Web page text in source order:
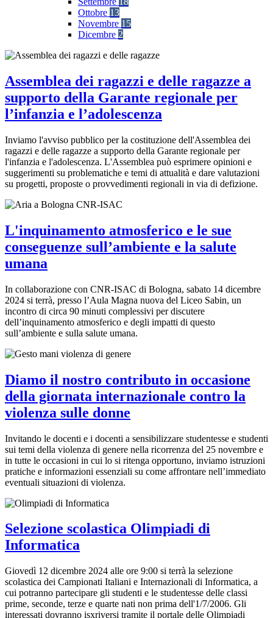
Ottobre 13
Novembre 15
Dicembre 2
Assemblea dei ragazzi e delle ragazze a
supporto della Garante regionale per
l’infanzia e l’adolescenza
Inviamo l'avviso pubblico per la costituzione dell'Assemblea dei
ragazzi e delle ragazze a supporto della Garante regionale per
l'infanzia e l'adolescenza. L'Assemblea può esprimere opinioni e
suggerimenti su problematiche e temi di attualità e dare valutazioni
su progetti, proposte o provvedimenti regionali in via di defizione.
L'inquinamento atmosferico e le sue
conseguenze sull’ambiente e la salute
umana
In collaborazione con CNR-ISAC di Bologna, sabato 14 dicembre
2024 si terrà, presso l’Aula Magna nuova del Liceo Sabin, un
incontro di circa 90 minuti complessivi per discutere
dell’inquinamento atmosferico e degli impatti di questo
sull’ambiente e sulla salute umana.
Diamo il nostro contributo in occasione
della giornata internazionale contro la
violenza sulle donne
Invitando le docenti e i docenti a sensibilizzare studentesse e studenti
sui temi della violenza di genere nella ricorrenza del 25 novembre e
in tutte le occasioni in cui lo si ritenga opportuno, inviamo istruzioni
pratiche e informazioni essenziali su come affrontare nell’immediato
eventuali situazioni di violenza.
Selezione scolastica Olimpiadi di
Informatica
Giovedì 12 dicembre 2024 alle ore 9:00 si terrà la selezione
scolastica dei Campionati Italiani e Internazionali di Informatica, a
cui potranno partecipare gli studenti e le studentesse delle classi
prime, seconde, terze e quarte nati non prima dell'1/7/2006. Gli
interessati dovranno isxriversi tramite il portale delle Olimpiadi